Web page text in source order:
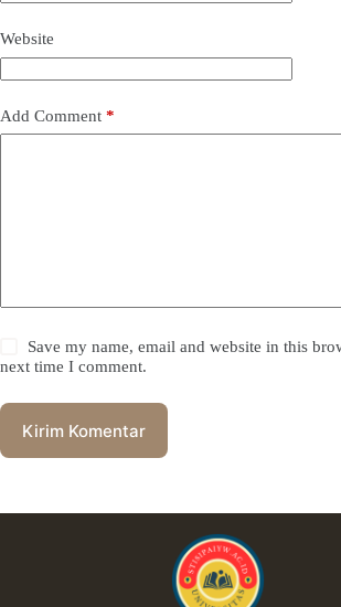
Website
Add Comment *
Save my name, email and website in this
next time I comment.
Kirim Komentar